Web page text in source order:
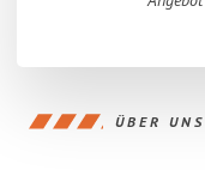
ÜBER UNS